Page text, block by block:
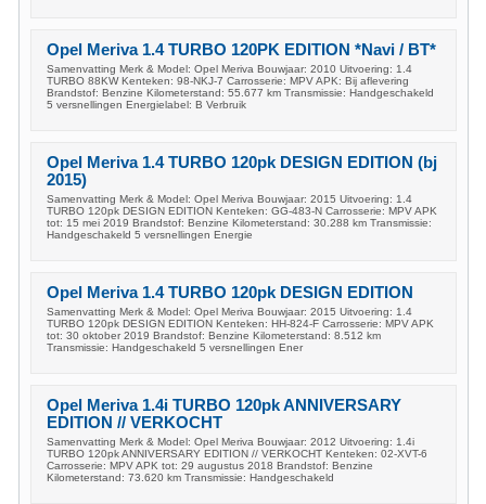
Opel Meriva 1.4 TURBO 120PK EDITION *Navi / BT*
Samenvatting Merk & Model: Opel Meriva Bouwjaar: 2010 Uitvoering: 1.4
TURBO 88KW Kenteken: 98-NKJ-7 Carrosserie: MPV APK: Bij aflevering
Brandstof: Benzine Kilometerstand: 55.677 km Transmissie: Handgeschakeld
5 versnellingen Energielabel: B Verbruik
Opel Meriva 1.4 TURBO 120pk DESIGN EDITION (bj
2015)
Samenvatting Merk & Model: Opel Meriva Bouwjaar: 2015 Uitvoering: 1.4
TURBO 120pk DESIGN EDITION Kenteken: GG-483-N Carrosserie: MPV APK
tot: 15 mei 2019 Brandstof: Benzine Kilometerstand: 30.288 km Transmissie:
Handgeschakeld 5 versnellingen Energie
Opel Meriva 1.4 TURBO 120pk DESIGN EDITION
Samenvatting Merk & Model: Opel Meriva Bouwjaar: 2015 Uitvoering: 1.4
TURBO 120pk DESIGN EDITION Kenteken: HH-824-F Carrosserie: MPV APK
tot: 30 oktober 2019 Brandstof: Benzine Kilometerstand: 8.512 km
Transmissie: Handgeschakeld 5 versnellingen Ener
Opel Meriva 1.4i TURBO 120pk ANNIVERSARY
EDITION // VERKOCHT
Samenvatting Merk & Model: Opel Meriva Bouwjaar: 2012 Uitvoering: 1.4i
TURBO 120pk ANNIVERSARY EDITION // VERKOCHT Kenteken: 02-XVT-6
Carrosserie: MPV APK tot: 29 augustus 2018 Brandstof: Benzine
Kilometerstand: 73.620 km Transmissie: Handgeschakeld